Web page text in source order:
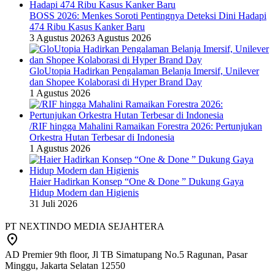
BOSS 2026: Menkes Soroti Pentingnya Deteksi Dini Hadapi
474 Ribu Kasus Kanker Baru
3 Agustus 20263 Agustus 2026
GloUtopia Hadirkan Pengalaman Belanja Imersif, Unilever
dan Shopee Kolaborasi di Hyper Brand Day
1 Agustus 2026
/RIF hingga Mahalini Ramaikan Forestra 2026: Pertunjukan
Orkestra Hutan Terbesar di Indonesia
1 Agustus 2026
Haier Hadirkan Konsep “One & Done ” Dukung Gaya
Hidup Modern dan Higienis
31 Juli 2026
PT NEXTINDO MEDIA SEJAHTERA
AD Premier 9th floor, Jl TB Simatupang No.5 Ragunan, Pasar
Minggu, Jakarta Selatan 12550